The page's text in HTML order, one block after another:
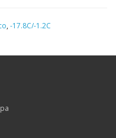
, -17.8С/-1.2С